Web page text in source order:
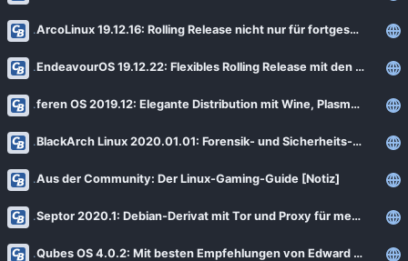
ArcoLinux 19.12.16: Rolling Release nicht nur für fortgeschrittene Anwender (Update)
EndeavourOS 19.12.22: Flexibles Rolling Release mit den neuesten Paketen
feren OS 2019.12: Elegante Distribution mit Wine, Plasma und Cinnamon
BlackArch Linux 2020.01.01: Forensik- und Sicherheits-Distribution auf Arch-Basis
Aus der Community: Der Linux-Gaming-Guide [Notiz]
Septor 2020.1: Debian-Derivat mit Tor und Proxy für mehr Datenschutz
Qubes OS 4.0.2: Mit besten Empfehlungen von Edward Snowden